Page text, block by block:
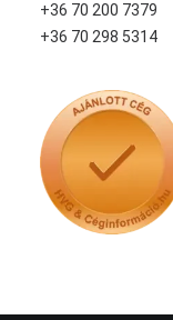
+36 70 200 7379
+36 70 298 5314